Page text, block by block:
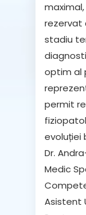
rezervat
stadiu
optim al
permit
evoluției
Dr.
Medic
Asistent